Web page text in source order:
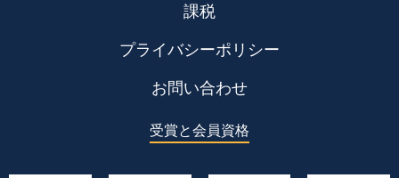
課税
プライバシーポリシー
お問い合わせ
受賞と会員資格